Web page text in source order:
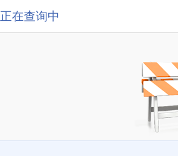
正在查询中